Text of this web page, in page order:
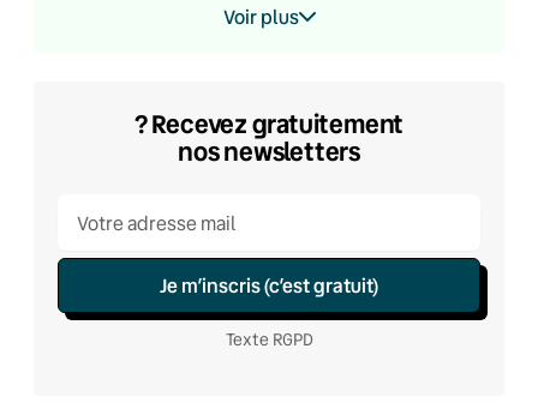
Voir plus
? Recevez gratuitement
nos newsletters
Je m’inscris (c’est gratuit)
Texte RGPD